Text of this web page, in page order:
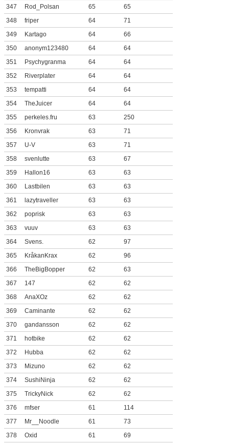
347
Rod_Polsan 65
65
348
friper 64
71
349
Kartago 64
66
350
anonym123480 64
64
351
Psychygranma 64
64
352
Riverplater 64
64
353
tempatti 64
64
354
TheJuicer 64
64
355
perkeles.fru 63
250
356
Kronvrak 63
71
357
U-V 63
71
358
svenlutte 63
67
359
Hallon16 63
63
360
Lastbilen 63
63
361
lazytraveller 63
63
362
poprisk 63
63
363
vuuv 63
63
364
Svens. 62
97
365
KråkanKrax 62
96
366
TheBigBopper 62
63
367
147 62
62
368
AnaXOz 62
62
369
Caminante 62
62
370
gandansson 62
62
371
hotbike 62
62
372
Hubba 62
62
373
Mizuno 62
62
374
SushiNinja 62
62
375
TrickyNick 62
62
376
mfser 61
114
377
Mr__Noodle 61
73
378
Oxid 61
69